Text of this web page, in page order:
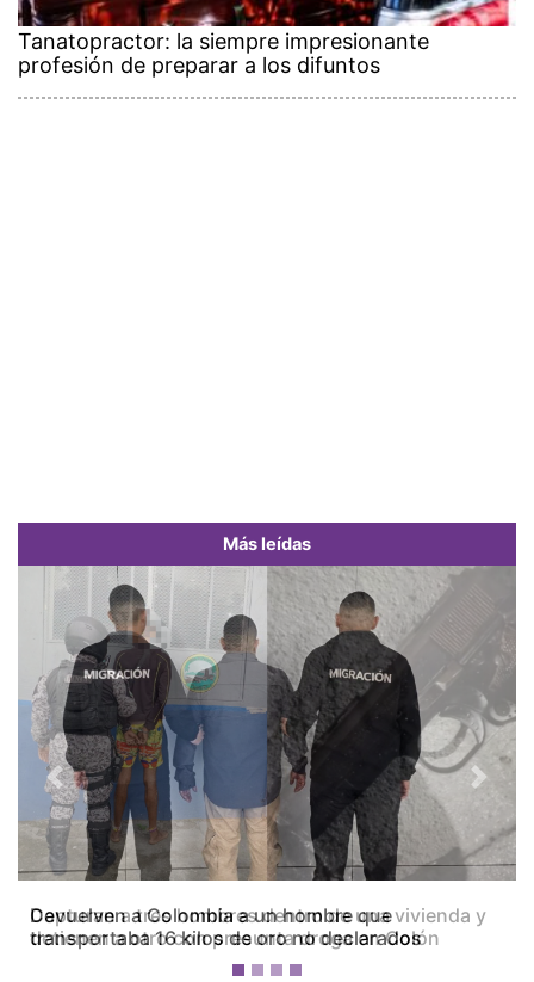
Tanatopractor: la siempre impresionante
profesión de preparar a los difuntos
Más leídas
Capturan a tres hombres dentro de una vivienda y
detienen a otro con presunta droga en Colón
Previous Next